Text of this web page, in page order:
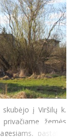
į Viršilų k.
žemės
pastatas